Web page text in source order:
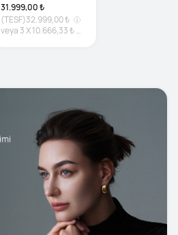
31.999,00 ₺
(TESF)32.999,00 ₺
veya 3X10.666,33 ₺%0